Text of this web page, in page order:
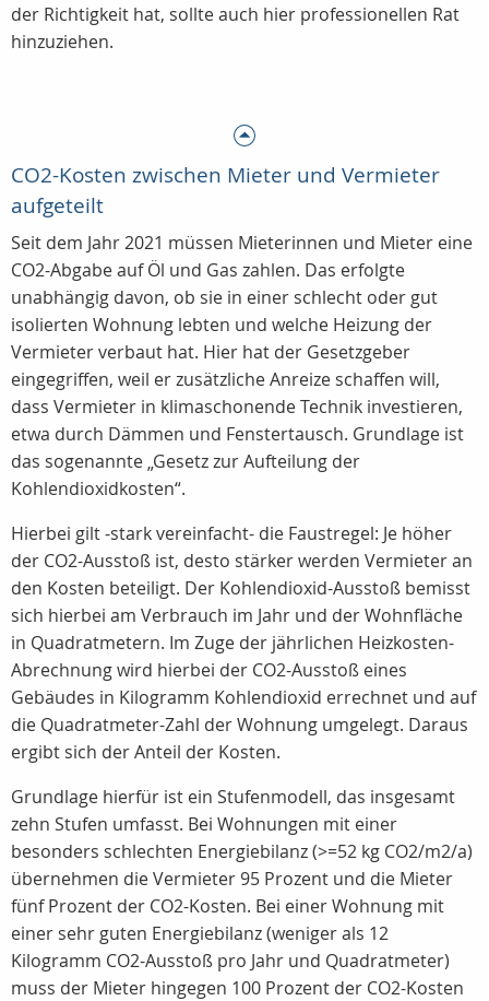
der Richtigkeit hat, sollte auch hier professionellen Rat
hinzuziehen.
CO2-Kosten zwischen Mieter und Vermieter
aufgeteilt
Seit dem Jahr 2021 müssen Mieterinnen und Mieter eine
CO2-Abgabe auf Öl und Gas zahlen. Das erfolgte
unabhängig davon, ob sie in einer schlecht oder gut
isolierten Wohnung lebten und welche Heizung der
Vermieter verbaut hat. Hier hat der Gesetzgeber
eingegriffen, weil er zusätzliche Anreize schaffen will,
dass Vermieter in klimaschonende Technik investieren,
etwa durch Dämmen und Fenstertausch. Grundlage ist
das sogenannte „Gesetz zur Aufteilung der
Kohlendioxidkosten“.
Hierbei gilt -stark vereinfacht- die Faustregel: Je höher
der CO2-Ausstoß ist, desto stärker werden Vermieter an
den Kosten beteiligt. Der Kohlendioxid-Ausstoß bemisst
sich hierbei am Verbrauch im Jahr und der Wohnfläche
in Quadratmetern. Im Zuge der jährlichen Heizkosten-
Abrechnung wird hierbei der CO2-Ausstoß eines
Gebäudes in Kilogramm Kohlendioxid errechnet und auf
die Quadratmeter-Zahl der Wohnung umgelegt. Daraus
ergibt sich der Anteil der Kosten.
Grundlage hierfür ist ein Stufenmodell, das insgesamt
zehn Stufen umfasst. Bei Wohnungen mit einer
besonders schlechten Energiebilanz (>=52 kg CO2/m2/a)
übernehmen die Vermieter 95 Prozent und die Mieter
fünf Prozent der CO2-Kosten. Bei einer Wohnung mit
einer sehr guten Energiebilanz (weniger als 12
Kilogramm CO2-Ausstoß pro Jahr und Quadratmeter)
muss der Mieter hingegen 100 Prozent der CO2-Kosten